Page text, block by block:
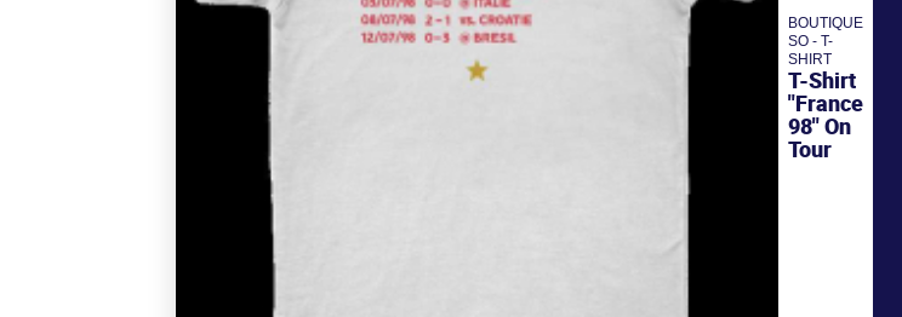
BOUTIQUE
SO - T-
SHIRT
T-Shirt
"France
98" On
Tour